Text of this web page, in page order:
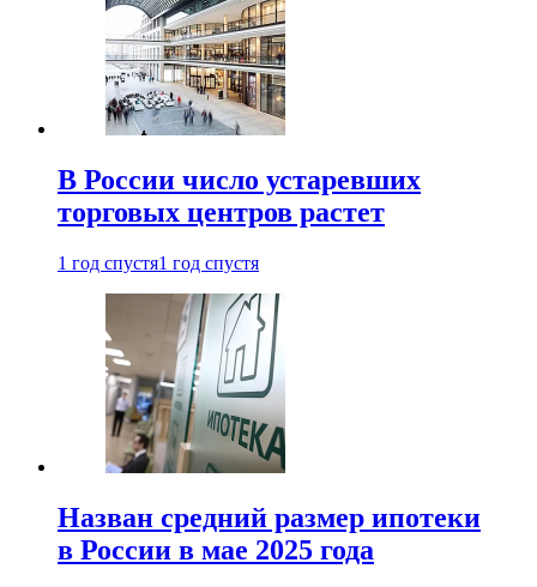
В России число устаревших
торговых центров растет
1 год спустя1 год спустя
Назван средний размер ипотеки
в России в мае 2025 года